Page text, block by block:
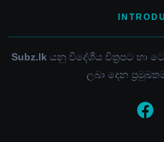
Subz.lk යනු විදේශීය චිත්‍රපට හා
ලබා දෙන